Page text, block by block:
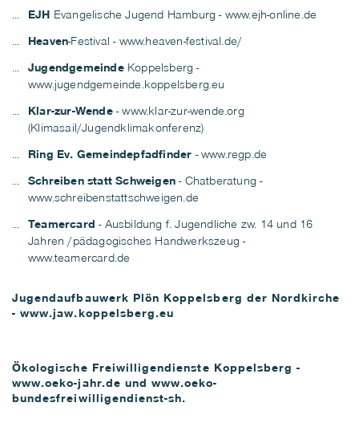
EJH Evangelische Jugend Hamburg - www.ejh-online.de
Heaven-Festival - www.heaven-festival.de/
JugendgemeindeKoppelsberg -
www.jugendgemeinde.koppelsberg.eu
Klar-zur-Wende-www.klar-zur-wende.org
(Klimasail/Jugendklimakonferenz)
Ring Ev. Gemeindepfadfinder -www.regp.de
Schreiben statt Schweigen - Chatberatung -
www.schreibenstattschweigen.de
Teamercard - Ausbildung f. Jugendliche zw. 14 und 16
Jahren /pädagogisches Handwerkszeug -
www.teamercard.de
Jugendaufbauwerk Plön Koppelsberg der Nordkirche
-www.jaw.koppelsberg.eu
Ökologische Freiwilligendienste Koppelsberg -
www.oeko-jahr.de undwww.oeko-
bundesfreiwilligendienst-sh.